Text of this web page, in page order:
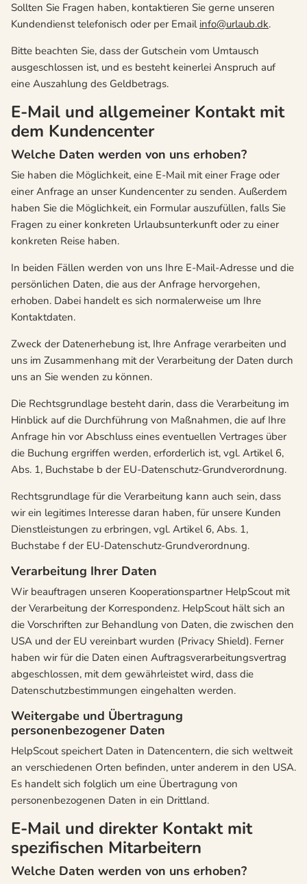
Sollten Sie Fragen haben, kontaktieren Sie gerne unseren
Kundendienst telefonisch oder per Email info@urlaub.dk.
Bitte beachten Sie, dass der Gutschein vom Umtausch
ausgeschlossen ist, und es besteht keinerlei Anspruch auf
eine Auszahlung des Geldbetrags.
E-Mail und allgemeiner Kontakt mit
dem Kundencenter
Welche Daten werden von uns erhoben?
Sie haben die Möglichkeit, eine E-Mail mit einer Frage oder
einer Anfrage an unser Kundencenter zu senden. Außerdem
haben Sie die Möglichkeit, ein Formular auszufüllen, falls Sie
Fragen zu einer konkreten Urlaubsunterkunft oder zu einer
konkreten Reise haben.
In beiden Fällen werden von uns Ihre E-Mail-Adresse und die
persönlichen Daten, die aus der Anfrage hervorgehen,
erhoben. Dabei handelt es sich normalerweise um Ihre
Kontaktdaten.
Zweck der Datenerhebung ist, Ihre Anfrage verarbeiten und
uns im Zusammenhang mit der Verarbeitung der Daten durch
uns an Sie wenden zu können.
Die Rechtsgrundlage besteht darin, dass die Verarbeitung im
Hinblick auf die Durchführung von Maßnahmen, die auf Ihre
Anfrage hin vor Abschluss eines eventuellen Vertrages über
die Buchung ergriffen werden, erforderlich ist, vgl. Artikel 6,
Abs. 1, Buchstabe b der EU-Datenschutz-Grundverordnung.
Rechtsgrundlage für die Verarbeitung kann auch sein, dass
wir ein legitimes Interesse daran haben, für unsere Kunden
Dienstleistungen zu erbringen, vgl. Artikel 6, Abs. 1,
Buchstabe f der EU-Datenschutz-Grundverordnung.
Verarbeitung Ihrer Daten
Wir beauftragen unseren Kooperationspartner HelpScout mit
der Verarbeitung der Korrespondenz. HelpScout hält sich an
die Vorschriften zur Behandlung von Daten, die zwischen den
USA und der EU vereinbart wurden (Privacy Shield). Ferner
haben wir für die Daten einen Auftragsverarbeitungsvertrag
abgeschlossen, mit dem gewährleistet wird, dass die
Datenschutzbestimmungen eingehalten werden.
Weitergabe und Übertragung
personenbezogener Daten
HelpScout speichert Daten in Datencentern, die sich weltweit
an verschiedenen Orten befinden, unter anderem in den USA.
Es handelt sich folglich um eine Übertragung von
personenbezogenen Daten in ein Drittland.
E-Mail und direkter Kontakt mit
spezifischen Mitarbeitern
Welche Daten werden von uns erhoben?